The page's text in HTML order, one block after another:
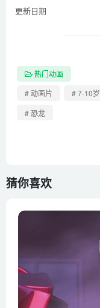
更新日期
热门动画
# 动画片
# 7-10岁
# 恐龙
猜你喜欢